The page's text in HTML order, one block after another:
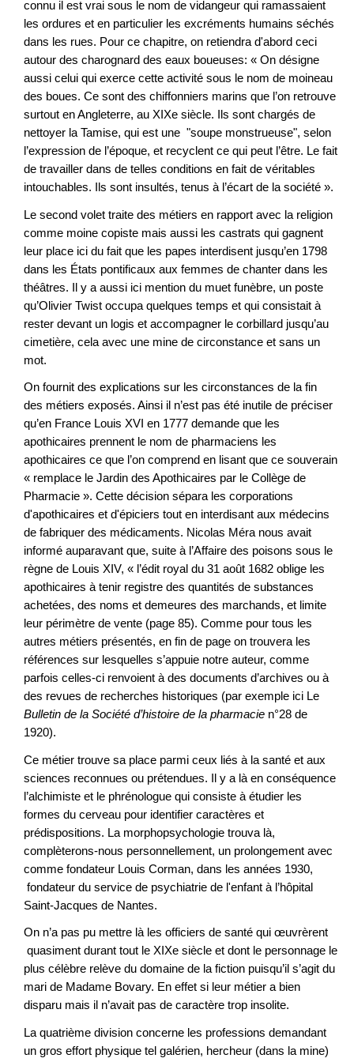
connu il est vrai sous le nom de vidangeur qui ramassaient
les ordures et en particulier les excréments humains séchés
dans les rues. Pour ce chapitre, on retiendra d'abord ceci
autour des charognard des eaux boueuses: « On désigne
aussi celui qui exerce cette activité sous le nom de moineau
des boues. Ce sont des chiffonniers marins que l’on retrouve
surtout en Angleterre, au XIXe siècle. Ils sont chargés de
nettoyer la Tamise, qui est une "soupe monstrueuse", selon
l’expression de l’époque, et recyclent ce qui peut l’être. Le fait
de travailler dans de telles conditions en fait de véritables
intouchables. Ils sont insultés, tenus à l’écart de la société ».
Le second volet traite des métiers en rapport avec la religion
comme moine copiste mais aussi les castrats qui gagnent
leur place ici du fait que les papes interdisent jusqu’en 1798
dans les États pontificaux aux femmes de chanter dans les
théâtres. Il y a aussi ici mention du muet funèbre, un poste
qu’Olivier Twist occupa quelques temps et qui consistait à
rester devant un logis et accompagner le corbillard jusqu’au
cimetière, cela avec une mine de circonstance et sans un
mot.
On fournit des explications sur les circonstances de la fin
des métiers exposés. Ainsi il n’est pas été inutile de préciser
qu’en France Louis XVI en 1777 demande que les
apothicaires prennent le nom de pharmaciens les
apothicaires ce que l’on comprend en lisant que ce souverain
« remplace le Jardin des Apothicaires par le Collège de
Pharmacie ». Cette décision sépara les corporations
d'apothicaires et d'épiciers tout en interdisant aux médecins
de fabriquer des médicaments. Nicolas Méra nous avait
informé auparavant que, suite à l’Affaire des poisons sous le
règne de Louis XIV, « l’édit royal du 31 août 1682 oblige les
apothicaires à tenir registre des quantités de substances
achetées, des noms et demeures des marchands, et limite
leur périmètre de vente (page 85). Comme pour tous les
autres métiers présentés, en fin de page on trouvera les
références sur lesquelles s’appuie notre auteur, comme
parfois celles-ci renvoient à des documents d’archives ou à
des revues de recherches historiques (par exemple ici Le
Bulletin de la Société d’histoire de la pharmacie n°28 de
1920).
Ce métier trouve sa place parmi ceux liés à la santé et aux
sciences reconnues ou prétendues. Il y a là en conséquence
l’alchimiste et le phrénologue qui consiste à étudier les
formes du cerveau pour identifier caractères et
prédispositions. La morphopsychologie trouva là,
complèterons-nous personnellement, un prolongement avec
comme fondateur Louis Corman, dans les années 1930,
fondateur du service de psychiatrie de l'enfant à l’hôpital
Saint-Jacques de Nantes.
On n’a pas pu mettre là les officiers de santé qui œuvrèrent
quasiment durant tout le XIXe siècle et dont le personnage le
plus célèbre relève du domaine de la fiction puisqu’il s’agit du
mari de Madame Bovary. En effet si leur métier a bien
disparu mais il n’avait pas de caractère trop insolite.
La quatrième division concerne les professions demandant
un gros effort physique tel galérien, hercheur (dans la mine)